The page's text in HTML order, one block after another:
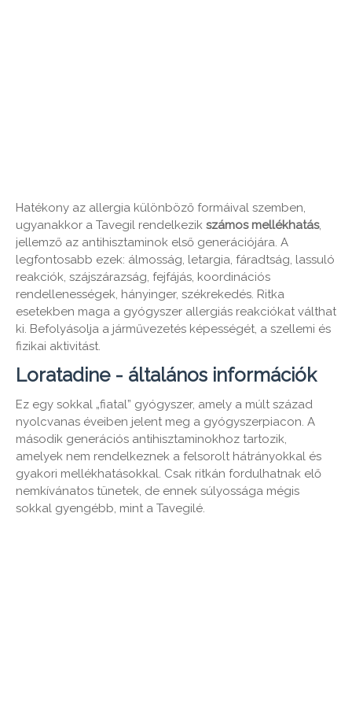
Hatékony az allergia különböző formáival szemben,
ugyanakkor a Tavegil rendelkezik számos mellékhatás,
jellemző az antihisztaminok első generációjára. A
legfontosabb ezek: álmosság, letargia, fáradtság, lassuló
reakciók, szájszárazság, fejfájás, koordinációs
rendellenességek, hányinger, székrekedés. Ritka
esetekben maga a gyógyszer allergiás reakciókat válthat
ki. Befolyásolja a járművezetés képességét, a szellemi és
fizikai aktivitást.
Loratadine - általános információk
Ez egy sokkal „fiatal” gyógyszer, amely a múlt század
nyolcvanas éveiben jelent meg a gyógyszerpiacon. A
második generációs antihisztaminokhoz tartozik,
amelyek nem rendelkeznek a felsorolt ​​hátrányokkal és
gyakori mellékhatásokkal. Csak ritkán fordulhatnak elő
nemkívánatos tünetek, de ennek súlyossága mégis
sokkal gyengébb, mint a Tavegilé.